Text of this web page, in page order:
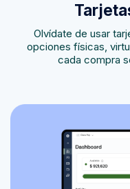
Olvídate de usar
opciones físicas,
cada compra